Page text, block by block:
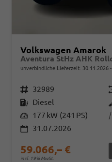
Volkswagen Amarok
Aventura StHz AHK
unverbindliche Lieferzeit: 30.11.2026
Fahrzeugnr. 32989
Kraftstoff Diesel
Leistung 177 kW (241 PS)
31.07.2026
59.066,– €
incl. 19% MwSt.